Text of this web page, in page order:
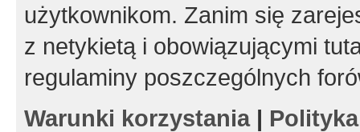
użytkownikom. Zanim się
z netykietą i obowiązującymi
regulaminy poszczególnych
Warunki korzystania|